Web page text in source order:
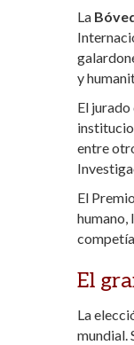
at
s
A
p
p
La
y
El
entre
El
humano,
El
La
mundial.